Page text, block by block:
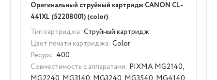
Оригинальный струйный картридж CANON CL-
441XL (5220B001) (color)
Тип картриджа: Струйный картридж
Цвет печати картриджа: Color
Ресурс: 400
Совместимость с аппаратами: PIXMA MG2140,